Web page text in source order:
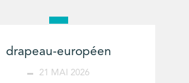
drapeau-européen
21 MAI 2026